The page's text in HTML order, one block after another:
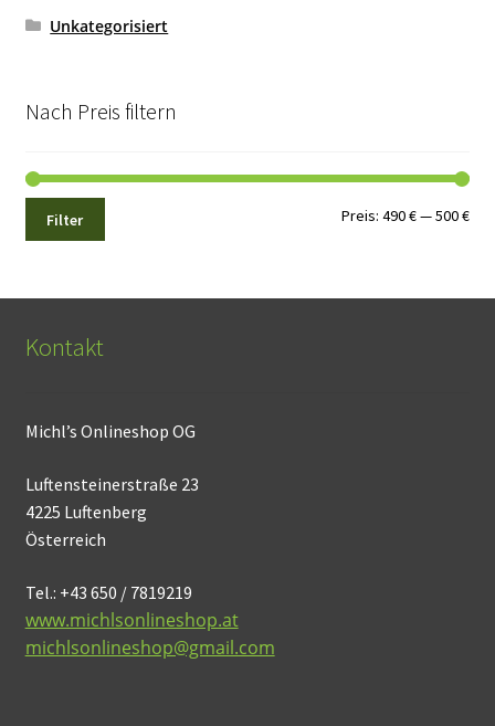
Unkategorisiert
Nach Preis filtern
Min.
Filter Preis:490 €—500 €
Kontakt
Michl’s Onlineshop OG
Luftensteinerstraße 23
4225 Luftenberg
Österreich
Tel.: +43 650 / 7819219
www.michlsonlineshop.at
michlsonlineshop@gmail.com